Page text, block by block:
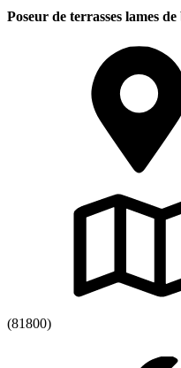
Poseur de terrasses lames
(81800)